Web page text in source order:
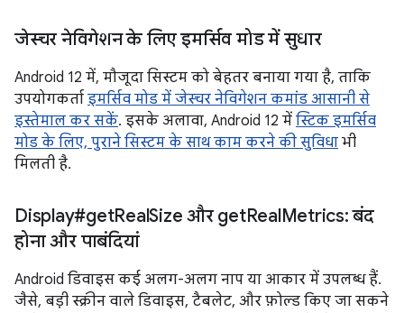
जेस्चर नेविगेशन के लिए इमर्सिव मोड में सुधार
Android 12 में, मौजूदा सिस्टम को बेहतर बनाया गया है, ताकि
उपयोगकर्ता इमर्सिव मोड में जेस्चर नेविगेशन कमांड आसानी से
इस्तेमाल कर सकें. इसके अलावा, Android 12 में स्टिक इमर्सिव
मोड के लिए, पुराने सिस्टम के साथ काम करने की सुविधा भी
मिलती है.
Display#getRealSize और getRealMetrics: बंद
होना और पाबंदियां
Android डिवाइस कई अलग-अलग नाप या आकार में उपलब्ध हैं.
जैसे, बड़ी स्क्रीन वाले डिवाइस, टैबलेट, और फ़ोल्ड किए जा सकने